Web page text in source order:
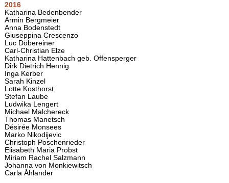
2016
Katharina Bedenbender
Armin Bergmeier
Anna Bodenstedt
Giuseppina Crescenzo
Luc Döbereiner
Carl-Christian Elze
Katharina Hattenbach geb. Offensperger
Dirk Dietrich Hennig
Inga Kerber
Sarah Kinzel
Lotte Kosthorst
Stefan Laube
Ludwika Lengert
Michael Malchereck
Thomas Manetsch
Désirée Monsees
Marko Nikodijevic
Christoph Poschenrieder
Elisabeth Maria Probst
Miriam Rachel Salzmann
Johanna von Monkiewitsch
Carla Åhlander